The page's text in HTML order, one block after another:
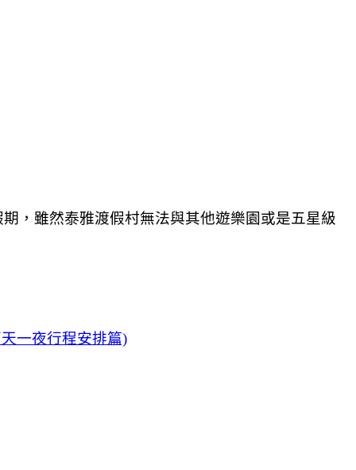
，雖然泰雅渡假村無法與其他遊樂園或是五星級
一夜行程安排篇)